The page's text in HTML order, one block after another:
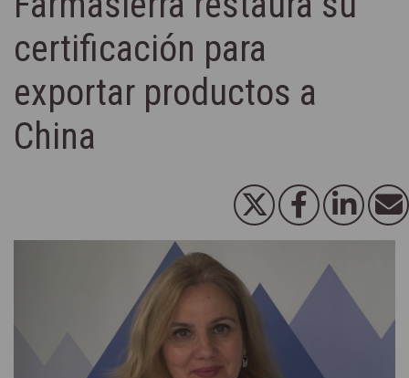
certificación para
exportar productos a
China